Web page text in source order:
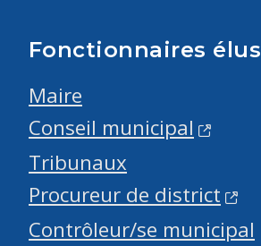
Fonctionnaires élus
Maire
Conseil municipal
Tribunaux
Procureur de district
Contrôleur/se municipal